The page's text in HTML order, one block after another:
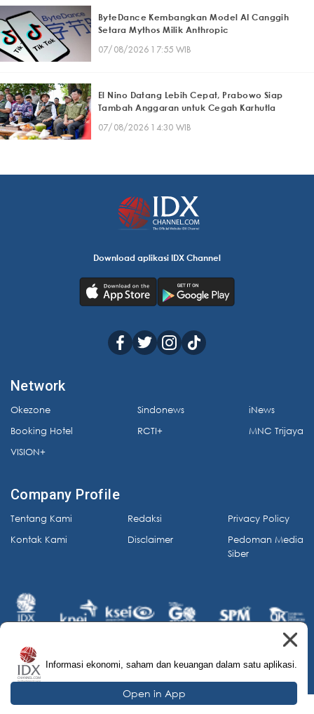
ByteDance Kembangkan Model AI Canggih
Setara Mythos Milik Anthropic
07/08/2026 17:55 WIB
El Nino Datang Lebih Cepat, Prabowo Siap
Tambah Anggaran untuk Cegah Karhutla
07/08/2026 14:30 WIB
Download aplikasi IDX Channel
Network
Okezone
Booking Hotel
VISION+
Sindonews
RCTI+
iNews
MNC Trijaya
Company Profile
Tentang Kami
Kontak Kami
Redaksi
Disclaimer
Privacy Policy
Pedoman Media
Siber
© 2026 IDX Channel. All Rights Reserved.
Informasi ekonomi, saham dan keuangan dalam satu aplikasi.
Open in App